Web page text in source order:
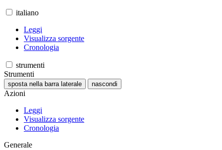
italiano
Leggi
Visualizza sorgente
Cronologia
strumenti
Strumenti
sposta nella barra laterale nascondi
Azioni
Leggi
Visualizza sorgente
Cronologia
Generale